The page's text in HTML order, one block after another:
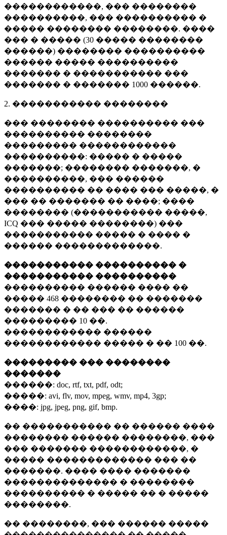
������������, ��� ��������
����������, ��� ���������� �
����� �������� ��������. ����
��� � ����� (30 ����� ��������
������) �������� ����������
������ ����� ����������
������� � ����������� ���
������� � ������� 1000 ������.
2. ����������� ��������
��� �������� ���������� ���
���������� ��������
��������� ������������
����������: ����� � �����
�������; �������� �������, �
����������, ��� ������
���������� �� ���� ��� �����, �
��� �� ������� �� ����; ����
�������� (����������� �����,
ICQ ��� ����� ��������) ���
����������� ����� � ���� �
������ �������������.
����������� ���������� �
����������� ����������
���������� ������ ���� ��
����� 468 �������� �� �������
������� � �� ��� �� ������
��������� 10 ��.
������������ ������
������������ ����� � �� 100 ��.
��������� ��� ��������
�������
������: doc, rtf, txt, pdf, odt;
�����: avi, flv, mov, mpeg, wmv, mp4, 3gp;
����: jpg, jpeg, png, gif, bmp.
�� ����������� �� ������ ����
�������� ������ ��������, ���
��� ������� ������������, �
����� ������������� ��� ��
�������. ���� ���� �������
�������������� � ��������
���������� � ����� �� � �����
��������.
�� ��������, ��� ������ �����